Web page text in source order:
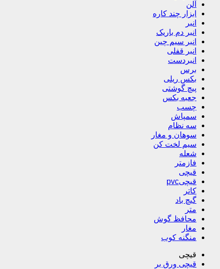
آلن
ابزار چند کاره
انبر
انبر دم باریک
انبر سیم چین
انبر قفلی
انبردست
برس
بکس ریلی
پیچ گوشتی
جعبه بکس
چسب
سمپاش
سه نظام
سوهان و مغار
سیم لخت کن
شعله
فازمتر
قیچی
قیچیpvc
کاتر
گیچ باد
متر
محافظ گوش
مغار
منگنه کوب
قیچی
قیچی ورق بر